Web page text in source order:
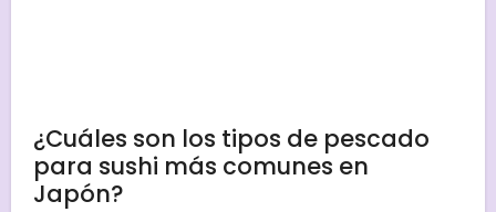
¿Cuáles son los tipos de pescado
para sushi más comunes en
Japón?